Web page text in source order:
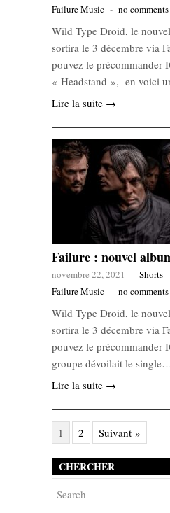
Failure Music - no comments
Wild Type Droid, le
sortira le 3 décembre via
pouvez le précommander
« Headstand », en voici
Lire la suite →
Failure : nouvel
novembre 22, 2021 - Shorts
Failure Music - no comments
Wild Type Droid, le
sortira le 3 décembre via
pouvez le précommander
groupe dévoilait le
Lire la suite →
1 2 Suivant »
CHERCHER